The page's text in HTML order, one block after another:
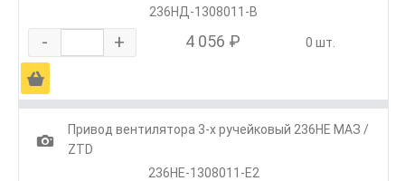
236НД-1308011-В
- + 4 056 ₽ 0 шт.
Ä
1
Привод вентилятора 3-х ручейковый 236НЕ МАЗ /
ZTD
236НЕ-1308011-Е2